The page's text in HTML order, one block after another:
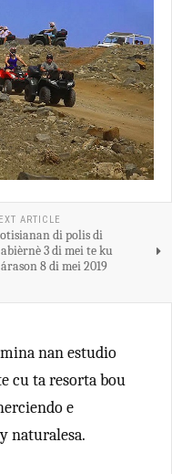
ARTICLE
di polis di
3 di mei te ku
8 di mei 2019
nan estudio
cu ta resorta bou
e
naturalesa.